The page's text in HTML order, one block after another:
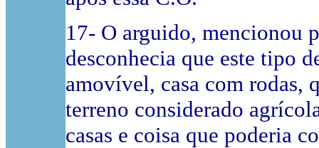
17- O arguido, mencionou
desconhecia que este tipo
amovível, casa com rodas,
terreno considerado
casas e coisa que poderia